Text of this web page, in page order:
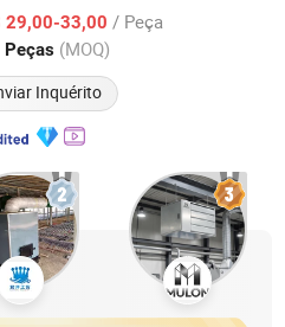
29,00-33,00 / Peça
Peças (MOQ)
Inquérito
Desde 2020